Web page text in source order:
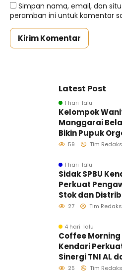
Simpan nama, email, dan
peramban ini untuk komentar
Latest Post
1 hari lalu
Kelompok
Manggarai
Bikin Pupuk
Cair, Dosen dan
Tematik UHO
Pertanian
Ramah
59 Tim
1 hari lalu
Sidak SPBU
Perkuat
Stok dan
27 Tim
4 hari lalu
Coffee Morning
Kendari
Sinergi TNI AL
Insan Pers
25 Tim